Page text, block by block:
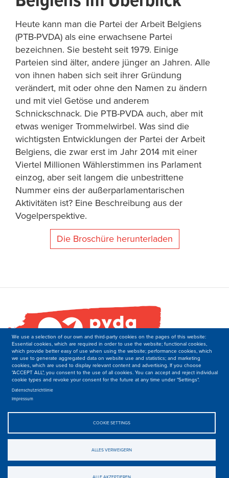
Heute kann man die Partei der Arbeit Belgiens
(PTB-PVDA) als eine erwachsene Partei
bezeichnen. Sie besteht seit 1979. Einige
Parteien sind älter, andere jünger an Jahren. Alle
von ihnen haben sich seit ihrer Gründung
verändert, mit oder ohne den Namen zu ändern
und mit viel Getöse und anderem
Schnickschnack. Die PTB-PVDA auch, aber mit
etwas weniger Trommelwirbel. Was sind die
wichtigsten Entwicklungen der Partei der Arbeit
Belgiens, die zwar erst im Jahr 2014 mit einer
Viertel Millionen Wählerstimmen ins Parlament
einzog, aber seit langem die unbestrittene
Nummer eins der außerparlamentarischen
Aktivitäten ist? Eine Beschreibung aus der
Vogelperspektive.
Die Broschüre herunterladen
We use a selection of our own and third-party cookies on the pages of this website:
Essential cookies, which are required in order to use the website; functional cookies,
which provide better easy of use when using the website; performance cookies, which
we use to generate aggregated data on website use and statistics; and marketing
cookies, which are used to display relevant content and advertising. If you choose
"ACCEPT ALL", you consent to the use of all cookies. You can accept and reject individual
cookie types and revoke your consent for the future at any time under "Settings".
Datenschutzrichtlinie
Impressum
COOKIE SETTINGS
ALLES VERWEIGERN
ALLE AKZEPTIEREN
PVDA-PTB
Secretariat of the Department of International Relations
Boulevard M. Lemonnier 171,
B-1000 Brussels
T: +32 2 50 40 139
Privacy.